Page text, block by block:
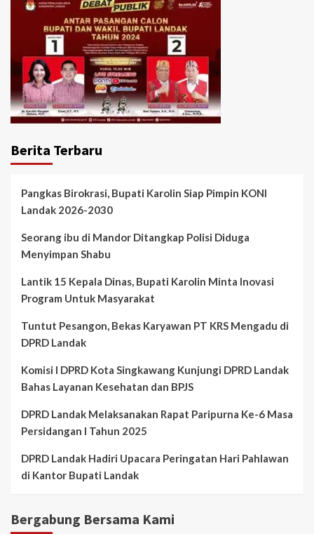
Berita Terbaru
Pangkas Birokrasi, Bupati Karolin Siap Pimpin KONI
Landak 2026-2030
Seorang ibu di Mandor Ditangkap Polisi Diduga
Menyimpan Shabu
Lantik 15 Kepala Dinas, Bupati Karolin Minta Inovasi
Program Untuk Masyarakat
Tuntut Pesangon, Bekas Karyawan PT KRS Mengadu di
DPRD Landak
Komisi I DPRD Kota Singkawang Kunjungi DPRD Landak
Bahas Layanan Kesehatan dan BPJS
DPRD Landak Melaksanakan Rapat Paripurna Ke-6 Masa
Persidangan I Tahun 2025
DPRD Landak Hadiri Upacara Peringatan Hari Pahlawan
di Kantor Bupati Landak
Bergabung Bersama Kami